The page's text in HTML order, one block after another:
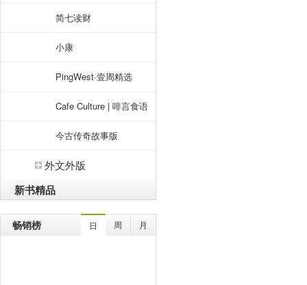
简七读财
小康
PingWest·壹周精选
Cafe Culture | 啡言食语
今古传奇故事版
外文外版
新书精品
畅销榜 日 周 月